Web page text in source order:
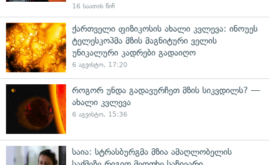
16 საათის წინ
ქართველი ფიზიკოსის ახალი კვლევა: ინოუეს
ტელესკოპმა მზის მაგნიტური ველის
უნიკალური კადრები გადაიღო
6 აგვისტო, 17:20
როგორ უნდა გადავურჩეთ მზის სიკვდილს? —
ახალი კვლევა
6 აგვისტო, 15:36
საია: სტრასბურგმა მზია ამაღლობელის